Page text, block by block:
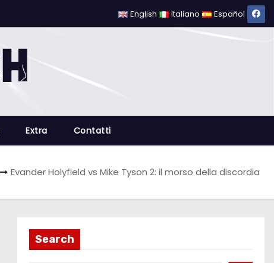
English Italiano Español
Extra Contatti
Evander Holyfield vs Mike Tyson 2: il morso della discordia
Search